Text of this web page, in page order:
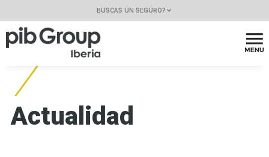
BUSCAS UN SEGURO?
Actualidad